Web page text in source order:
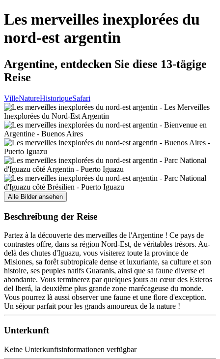
Les merveilles inexplorées du
nord-est argentin
Argentine, entdecken Sie diese 13-tägige
Reise
VilleNatureHistoriqueSafari
Alle Bilder ansehen
Beschreibung der Reise
Partez à la découverte des merveilles de l'Argentine ! Ce pays de
contrastes offre, dans sa région Nord-Est, de véritables trésors. Au-
delà des chutes d'Iguazu, vous visiterez toute la province de
Misiones, sa forêt subtropicale dense et luxuriante, sa culture et son
histoire, ses peuples natifs Guaranis, ainsi que sa faune diverse et
abondante. Vous terminerez par quelques jours au cœur des Esteros
del Iberá, la deuxième plus grande zone marécageuse du monde.
Vous pourrez là aussi observer une faune et une flore d'exception.
Un séjour parfait pour les grands amoureux de la nature !
Unterkunft
Keine Unterkunftsinformationen verfügbar